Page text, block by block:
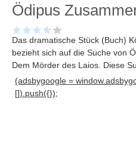
Weimarer Republik
Die Räuber
Maria Stuart
Ödipus
Das dramatische Stück (Buch)
bezieht sich auf die Suche von
Dem Mörder des Laios
(adsbygoogle =
[]).push({});
. Diese